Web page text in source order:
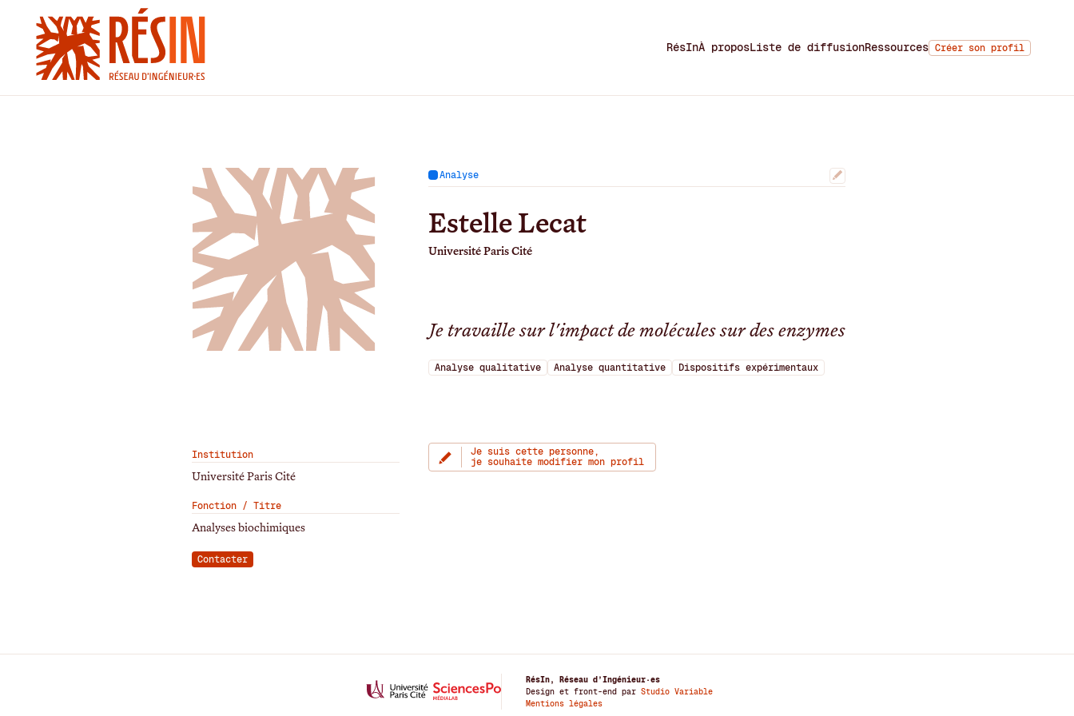
RésInÀ proposListe de diffusionRessources Créer son profil
Ingénieur·es
Analyse
Estelle Lecat
Université Paris Cité
Je travaille sur l'impact de molécules sur des enzymes
Analyse qualitative Analyse quantitative Dispositifs expérimentaux
Institution
Université Paris Cité
Fonction / Titre
Analyses biochimiques
Contacter
Je suis cette personne,
je souhaite modifier mon profil
RésIn, Réseau d’Ingénieur·es
Design et front-end par Studio Variable
Mentions légales